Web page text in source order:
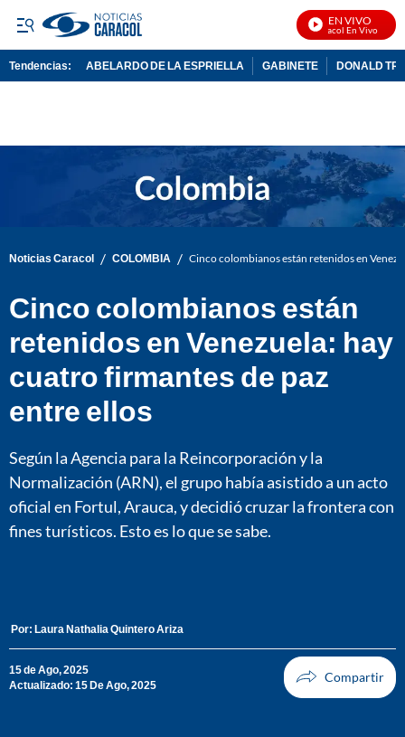
EN VIVO
Noticias Caracol En Vivo
Tendencias: ABELARDO DE LA ESPRIELLA GABINETE DONALD
Noticias Caracol / COLOMBIA / Cinco colombianos están retenidos en
Cinco colombianos están
retenidos en Venezuela: hay
cuatro firmantes de paz
entre ellos
Según la Agencia para la Reincorporación y la
Normalización (ARN), el grupo había asistido a un acto
oficial en Fortul, Arauca, y decidió cruzar la frontera con
fines turísticos. Esto es lo que se sabe.
Por: Laura Nathalia Quintero Ariza
15 de Ago, 2025
Actualizado: 15 De Ago, 2025